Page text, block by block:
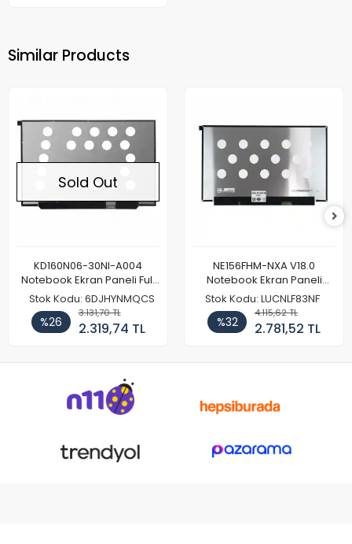
Similar Products
Sold Out
KD160N06-30NI-A004
Notebook Ekran Paneli Full
HD
Stok Kodu: 6DJHYNMQCS
%26
3.131,70 TL
2.319,74 TL
NE156FHM-NXA V18.0
Notebook Ekran Paneli
144Hz
Stok Kodu: LUCNLF83NF
%32
4.115,62 TL
2.781,52 TL